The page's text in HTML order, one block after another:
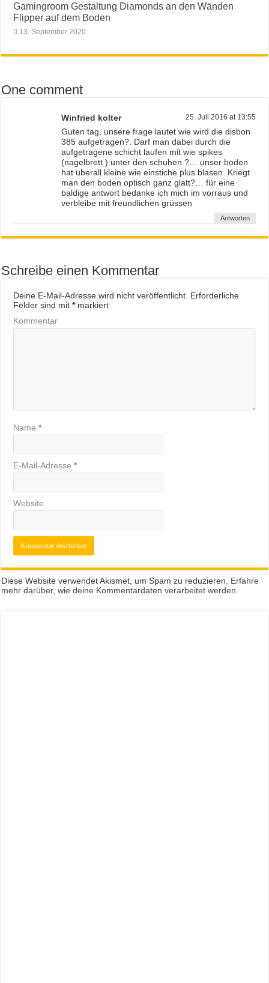
Gamingroom Gestaltung Diamonds an den Wänden
Flipper auf dem Boden
13. September 2020
One comment
Winfried kolter 25. Juli 2016 at 13:55
Guten tag, unsere frage lautet wie wird die disbon
385 aufgetragen?. Darf man dabei durch die
aufgetragene schicht laufen mit wie spikes
(nagelbrett ) unter den schuhen ?… unser boden
hat überall kleine wie einstiche plus blasen. Kriegt
man den boden optisch ganz glatt?… für eine
baldige antwort bedanke ich mich im vorraus und
verbleibe mit freundlichen grüssen
Antworten
Schreibe einen Kommentar
Deine E-Mail-Adresse wird nicht veröffentlicht. Erforderliche
Felder sind mit*markiert
Kommentar
Name*
E-Mail-Adresse*
Website
Diese Website verwendet Akismet, um Spam zu reduzieren. Erfahre
mehr darüber, wie deine Kommentardaten verarbeitet werden